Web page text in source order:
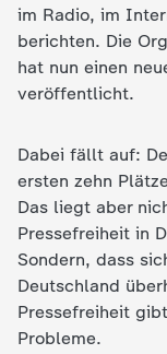
d
e
K
n
im Radio, im
berichten. Die
hat nun einen
veröffentlicht.
Dabei fällt auf:
ersten zehn
Das liegt aber
Pressefreiheit in
Sondern, dass
Deutschland
Pressefreiheit
Probleme.